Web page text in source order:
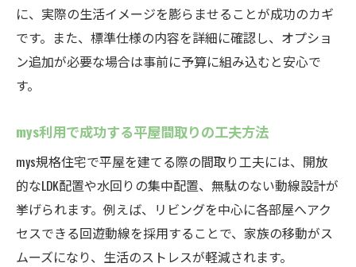
に、実際の生活イメージを膨らませることが成功のカギ
です。また、標準仕様の内容を詳細に確認し、オプショ
ン追加が必要な場合は事前に予算に組み込むと安心で
す。
mys利用で成功する平屋間取りの工夫方法
mys規格住宅で平屋を建てる際の間取り工夫には、開放
的なLDK配置や水回りの集中配置、無駄のない動線設計が
挙げられます。例えば、リビングを中心に各部屋へアク
セスできる回遊動線を採用することで、家族の移動がス
ムーズになり、生活のストレスが軽減されます。